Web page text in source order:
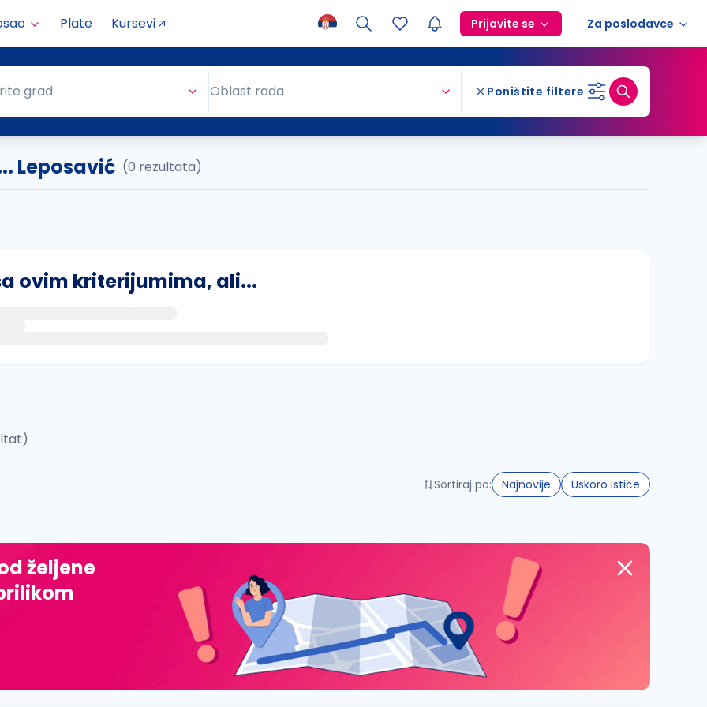
Plate Kursevi Prijavite se Za poslodavce
grad Oblast rada Poništite filtere
Leposavić (0 rezultata)
ovim kriterijumima, ali...
đ, ž, dž)
Sortiraj po: Najnovije Uskoro ističe
željene